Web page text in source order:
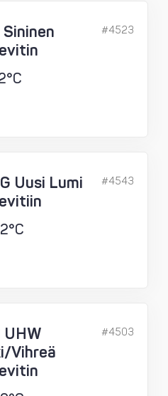
Sininen
#4523
Uusi Lumi
#4543
UHW
Vihreä
#4503